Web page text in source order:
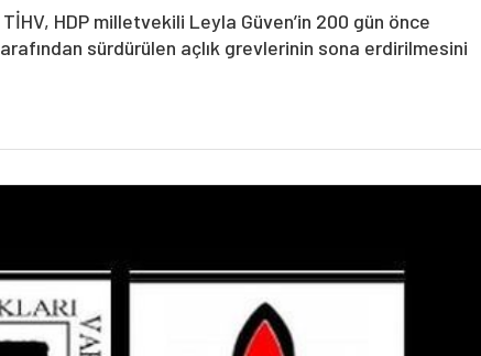
HDP milletvekili Leyla Güven’in 200 gün önce
sürdürülen açlık grevlerinin sona erdirilmesini